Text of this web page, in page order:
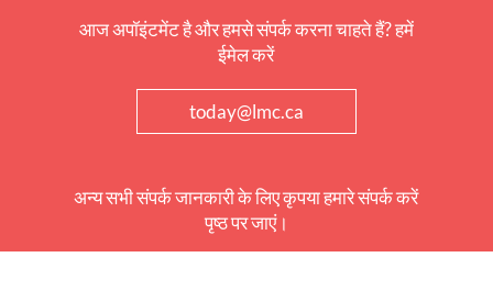
आज अपॉइंटमेंट है और हमसे संपर्क करना चाहते हैं? हमें
ईमेल करें
today@lmc.ca
अन्य सभी संपर्क जानकारी के लिए कृपया हमारे संपर्क करें
पृष्ठ पर जाएं।